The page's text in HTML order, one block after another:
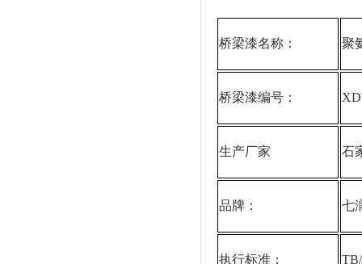
桥梁漆名称： 聚
桥梁漆编号：
生产厂家 石
品牌： 七
执行标准：